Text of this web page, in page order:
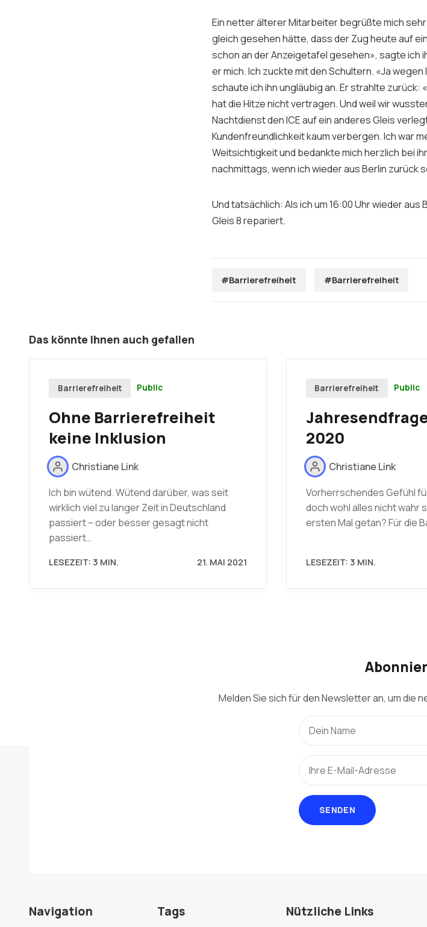
Ein netter älterer Mitarbeiter begrüßte mich
gleich gesehen hätte, dass der Zug heute auf
schon an der Anzeigetafel gesehen», sagte ich
er mich. Ich zuckte mit den Schultern. «Ja
schaute ich ihn ungläubig an. Er strahlte zurück:
hat die Hitze nicht vertragen. Und weil wir
Nachtdienst den ICE auf ein anderes Gleis
Kundenfreundlichkeit kaum verbergen. Ich war
Weitsichtigkeit und bedankte mich herzlich bei
nachmittags, wenn ich wieder aus Berlin zurück
Und tatsächlich: Als ich um 16:00 Uhr wieder aus
Gleis 8 repariert.
#Barrierefreiheit #Barrierefreiheit
Das könnte Ihnen auch gefallen
Barrierefreiheit Public
Ohne Barrierefreiheit
keine Inklusion
Christiane Link
Ich bin wütend. Wütend darüber, was seit
wirklich viel zu langer Zeit in Deutschland
passiert – oder besser gesagt nicht
passiert…
LESEZEIT: 3 MIN. 21. MAI 2021
Barrierefreiheit Public
2020
Christiane Link
Vorherrschendes Gefühl
doch wohl alles nicht wahr
ersten Mal getan? Für die
LESEZEIT: 3 MIN.
Melden Sie sich für den Newsletter an, um die
SENDEN
Navigation Tags Nützliche Links